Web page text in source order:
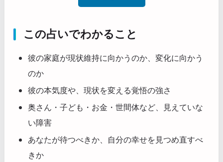
この占いでわかること
彼の家庭が現状維持に向かうのか、変化に向かう
のか
彼の本気度や、現状を変える覚悟の強さ
奥さん・子ども・お金・世間体など、見えていな
い障害
あなたが待つべきか、自分の幸せを見つめ直すべ
きか